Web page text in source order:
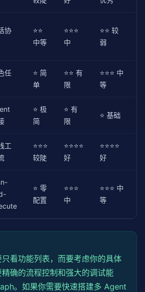
协
⭐⭐
中等
⭐⭐⭐
中
⭐⭐ 较
弱
任
⭐ 简
单
⭐⭐ 有
限
⭐⭐⭐ 中
等
⭐ 极
简
⭐ 有
限
⭐ 基础
工
⭐⭐⭐
较陡
⭐⭐⭐⭐
好
⭐⭐⭐⭐
好
⭐ 零
配置
⭐⭐⭐
中
⭐⭐⭐ 中
等
看功能列表，而要考虑你的具体
确的流程控制和强大的调试能
。如果你需要快速搭建多 Agent